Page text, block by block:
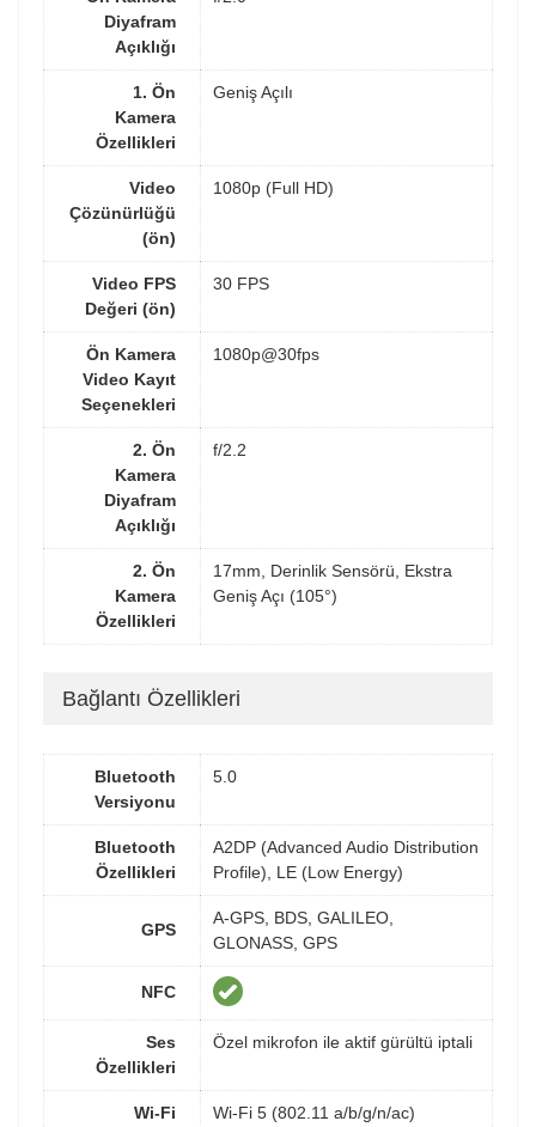
Diyafram
Açıklığı
1. Ön
Kamera
Özellikleri
Geniş Açılı
Video
Çözünürlüğü
(ön)
1080p (Full HD)
Video FPS
Değeri (ön)
30 FPS
Ön Kamera
Video Kayıt
Seçenekleri
1080p@30fps
2. Ön
Kamera
Diyafram
Açıklığı
f/2.2
2. Ön
Kamera
Özellikleri
17mm, Derinlik Sensörü, Ekstra
Geniş Açı (105°)
Bağlantı Özellikleri
Bluetooth
Versiyonu
5.0
Bluetooth
Özellikleri
A2DP (Advanced Audio Distribution
Profile), LE (Low Energy)
GPS
A-GPS, BDS, GALILEO,
GLONASS, GPS
NFC
Ses
Özellikleri
Özel mikrofon ile aktif gürültü iptali
Wi-Fi Wi-Fi 5 (802.11 a/b/g/n/ac)